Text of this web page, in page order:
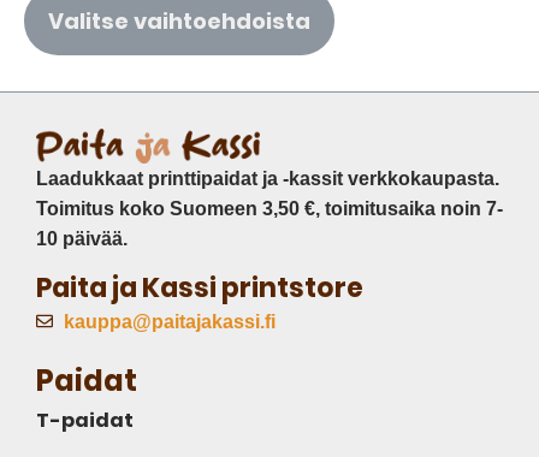
Valitse vaihtoehdoista
Laadukkaat printtipaidat ja -kassit verkkokaupasta.
Toimitus koko Suomeen 3,50 €, toimitusaika noin 7-
10 päivää.
Paita ja Kassi printstore
kauppa@paitajakassi.fi
Paidat
T-paidat